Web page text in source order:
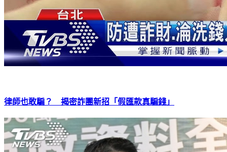
律師也敢騙？ 揭密詐團新招「假匯款真騙錢」